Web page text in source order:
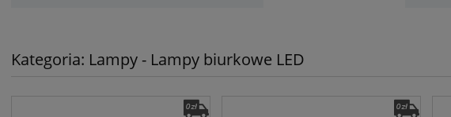
Kategoria: Lampy - Lampy biurkowe LED